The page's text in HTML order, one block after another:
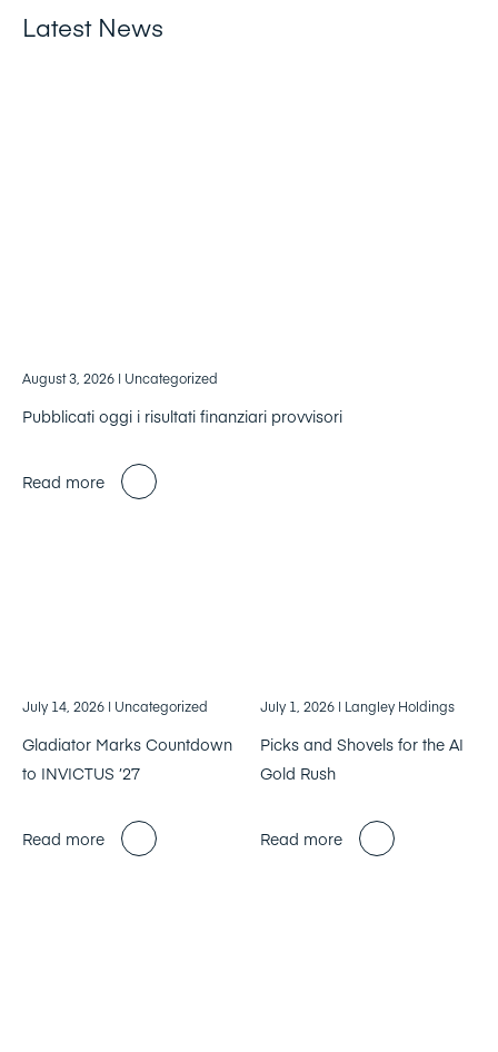
Latest News
August 3, 2026 | Uncategorized
Pubblicati oggi i risultati finanziari provvisori
Read more
July 14, 2026 | Uncategorized
Gladiator Marks Countdown
to INVICTUS ’27
Read more
July 1, 2026 | Langley Holdings
Picks and Shovels for the AI
Gold Rush
Read more